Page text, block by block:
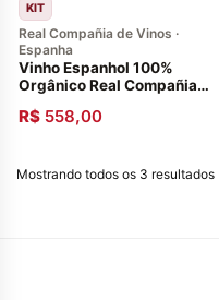
KIT
Real Compañia de Vinos ·
Espanha
Vinho Espanhol 100%
Orgânico Real Compañia
Garrafas 750ml
R$ 558,00
Mostrando todos os 3 resultados